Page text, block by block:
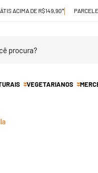
ACIMA DE R$149,90*
VEGETARIANOS